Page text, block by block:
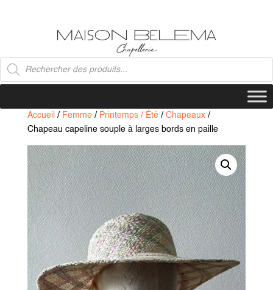
Recherche
de
produits
Accueil / Femme/ Printemps / Été/ Chapeaux/
Chapeau capeline souple à larges bords en paille